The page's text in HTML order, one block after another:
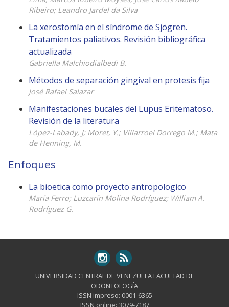
Ribeiro; Leandro Jardel da Silva
La xerostomía en el síndrome de Sjögren.
Tratamientos paliativos. Revisión bibliográfica
actualizada
Gabriella Malchiodialbedi B.
Métodos de separación gingival en protesis fija
José Rafael Salazar
Manifestaciones bucales del Lupus Eritematoso.
Revisión de la literatura
López-Labady, J; Moret, Y.; Villarroel Dorrego M.; Mata
de Henning, M.
Enfoques
La bioetica como proyecto antropologico
María Ferro; Luzcarín Molina Rodríguez; William A.
Rodríguez G.
UNIVERSIDAD CENTRAL DE VENEZUELA FACULTAD DE
ODONTOLOGÍA
ISSN impreso: 0001-6365
ISSN online: 3079-7187